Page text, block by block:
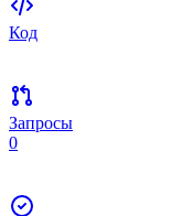
Код
Запросы
0